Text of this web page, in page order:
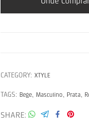
CATEGORY: XTYLE
TAGS: Bege, Masculino, Prata,
SHARE